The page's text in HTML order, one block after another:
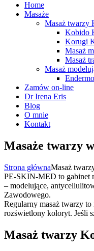
Home
Masaże
Masaż twarzy
Kobido
Korugi
Masaż
Masaż
Masaż
Zamów on-line
Dr Irena Eris
Blog
O mnie
Kontakt
Masaże twarzy
Strona głównaMasaż
PE-SKIN-MED to gabinet
– modelujące,
Zawodowego.
Regularny masaż twarzy
rozświetlony koloryt. Jeśli
Masaż twarzy